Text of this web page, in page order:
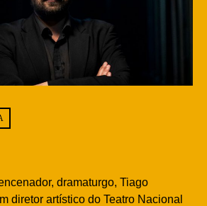
dramaturgo, Tiago
diretor artístico do Teatro Nacional